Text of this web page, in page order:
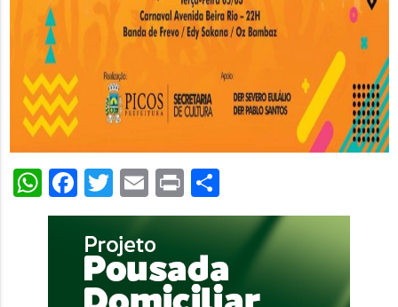
WhatsApp
Facebook
Twitter
Email
PrintShare